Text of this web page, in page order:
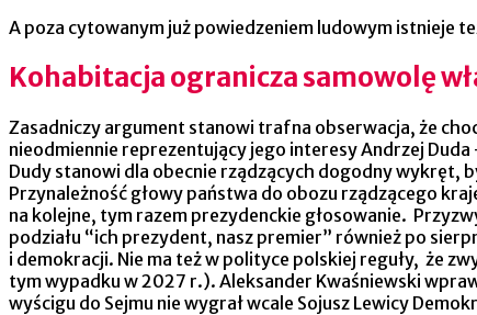
A poza cytowanym już powiedzeniem ludowym istnieje
Kohabitacja ogranicza samowolę
Zasadniczy argument stanowi trafna obserwacja, że
nieodmiennie reprezentujący jego interesy Andrzej
Dudy stanowi dla obecnie rządzących dogodny wykręt,
Przynależność głowy państwa do obozu rządzącego
na kolejne, tym razem prezydenckie głosowanie.
podziału “ich prezydent, nasz premier” również po
i demokracji. Nie ma też w polityce polskiej reguły, że
tym wypadku w 2027 r.). Aleksander Kwaśniewski
wyścigu do Sejmu nie wygrał wcale Sojusz Lewicy